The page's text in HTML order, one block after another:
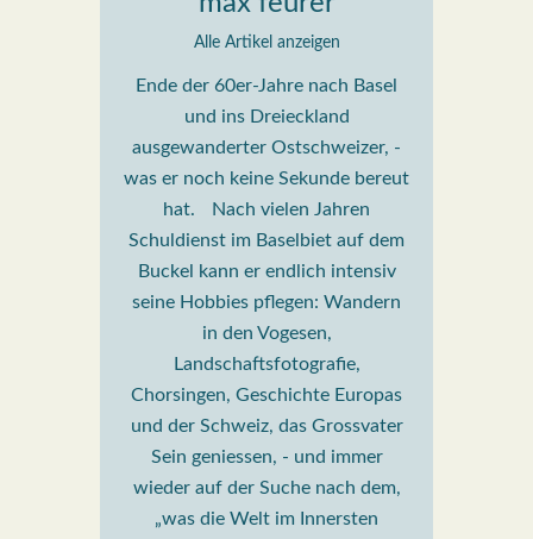
Alle Artikel anzeigen
Ende der 60er-Jahre nach Basel
und ins Dreieckland
ausgewanderter Ostschweizer, -
was er noch keine Sekunde bereut
hat. Nach vielen Jahren
Schuldienst im Baselbiet auf dem
Buckel kann er endlich intensiv
seine Hobbies pflegen: Wandern
in den Vogesen,
Landschaftsfotografie,
Chorsingen, Geschichte Europas
und der Schweiz, das Grossvater
Sein geniessen, - und immer
wieder auf der Suche nach dem,
„was die Welt im Innersten